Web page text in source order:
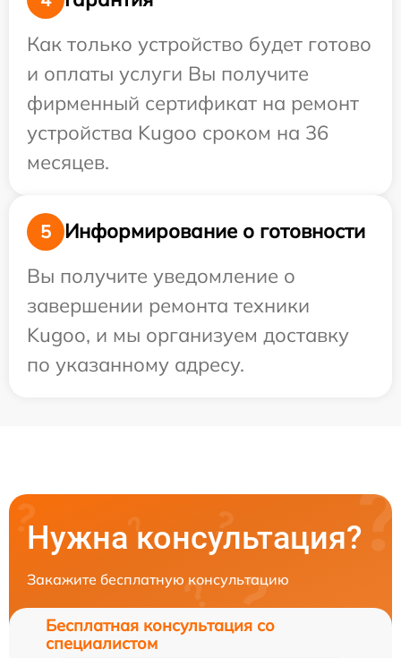
Как только устройство будет готово
и оплаты услуги Вы получите
фирменный сертификат на ремонт
устройства Kugoo сроком на 36
месяцев.
5
Информирование о готовности
Вы получите уведомление о
завершении ремонта техники
Kugoo, и мы организуем доставку
по указанному адресу.
Нужна консультация?
Закажите бесплатную консультацию
Бесплатная консультация со
специалистом